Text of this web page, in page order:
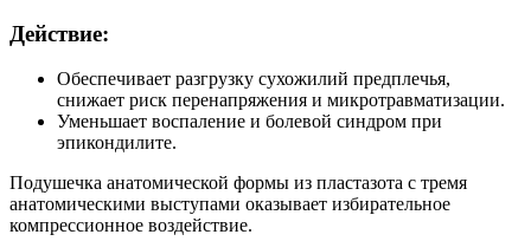
Действие:
Обеспечивает разгрузку сухожилий предплечья,
снижает риск перенапряжения и микротравматизации.
Уменьшает воспаление и болевой синдром при
эпикондилите.
Подушечка анатомической формы из пластазота с тремя
анатомическими выступами оказывает избирательное
компрессионное воздействие.